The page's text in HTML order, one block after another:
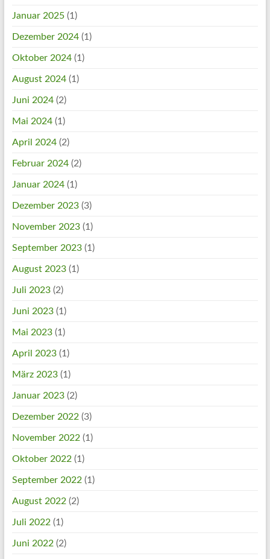
Januar 2025(1)
Dezember 2024(1)
Oktober 2024(1)
August 2024(1)
Juni 2024(2)
Mai 2024(1)
April 2024(2)
Februar 2024(2)
Januar 2024(1)
Dezember 2023(3)
November 2023(1)
September 2023(1)
August 2023(1)
Juli 2023(2)
Juni 2023(1)
Mai 2023(1)
April 2023(1)
März 2023(1)
Januar 2023(2)
Dezember 2022(3)
November 2022(1)
Oktober 2022(1)
September 2022(1)
August 2022(2)
Juli 2022(1)
Juni 2022(2)